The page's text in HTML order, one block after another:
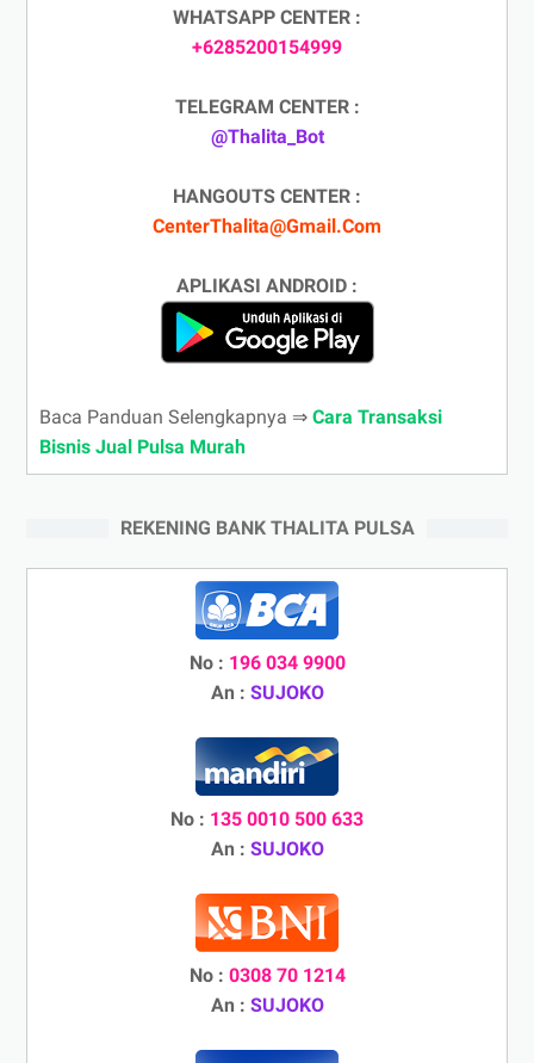
WHATSAPP CENTER :
+6285200154999
TELEGRAM CENTER :
@Thalita_Bot
HANGOUTS CENTER :
CenterThalita@Gmail.Com
APLIKASI ANDROID :
Baca Panduan Selengkapnya ⇒ Cara Transaksi
Bisnis Jual Pulsa Murah
REKENING BANK THALITA PULSA
No : 196 034 9900
An : SUJOKO
No : 135 0010 500 633
An : SUJOKO
No : 0308 70 1214
An : SUJOKO